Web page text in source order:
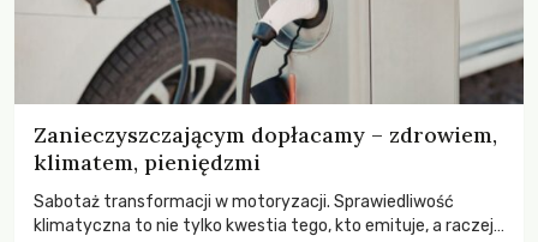
Zanieczyszczającym dopłacamy – zdrowiem,
klimatem, pieniędzmi
Sabotaż transformacji w motoryzacji. Sprawiedliwość
klimatyczna to nie tylko kwestia tego, kto emituje, a raczej